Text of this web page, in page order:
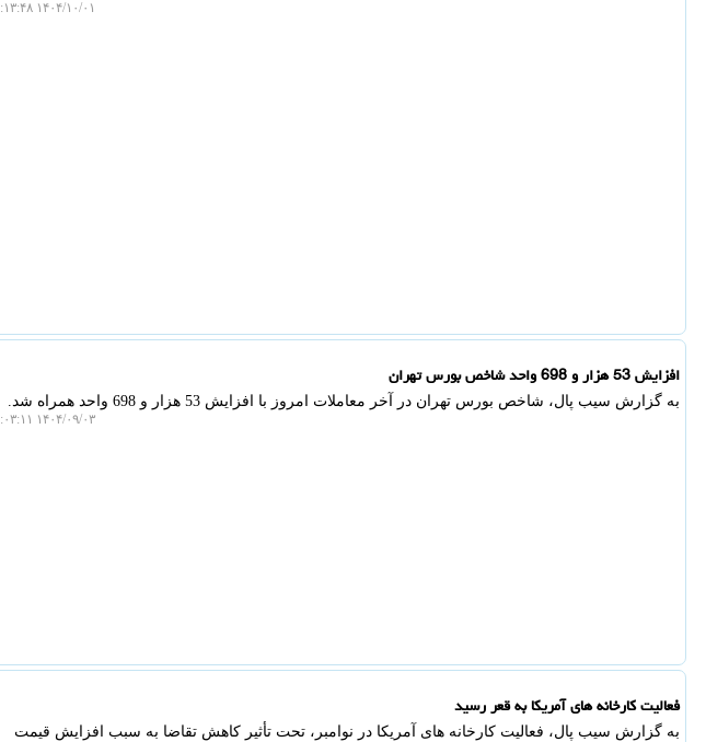
۱۴۰۴/۱۰/۰۱ ۱۴:۱۳:۴۸
افزایش 53 هزار و 698 واحد شاخص بورس تهران
به گزارش سیب پال، شاخص بورس تهران در آخر معاملات امروز با افزایش 53 هزار و 698 واحد همراه شد.
۱۴۰۴/۰۹/۰۳ ۱۱:۰۳:۱۱
فعالیت کارخانه های آمریکا به قعر رسید
به گزارش سیب پال، فعالیت کارخانه های آمریکا در نوامبر، تحت تأثیر کاهش تقاضا به سبب افزایش قیمت